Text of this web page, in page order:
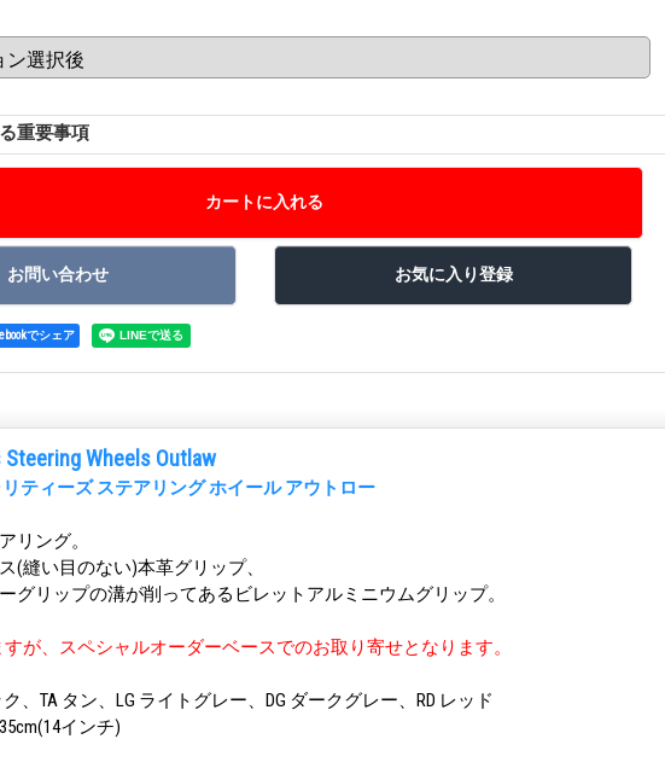
重要事項
でシェア
Wheels Outlaw
ティーズ ステアリング ホイール アウトロー
リング。
(縫い目のない)本革グリップ、
グリップの溝が削ってあるビレットアルミニウムグリップ。
が、スペシャルオーダーベースでのお取り寄せとなります。
、TA タン、LG ライトグレー、DG ダークグレー、RD レッド
インチ)